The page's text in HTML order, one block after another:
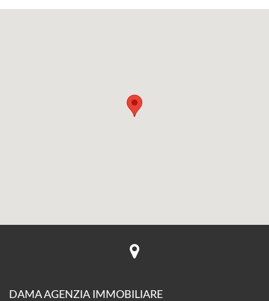
DAMA AGENZIA IMMOBILIARE